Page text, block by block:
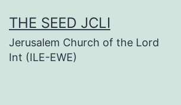
to
content
THE SEED JCLI
Jerusalem Church of the Lord
Int (ILE-EWE)